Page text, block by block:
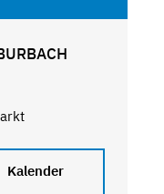
Kalender